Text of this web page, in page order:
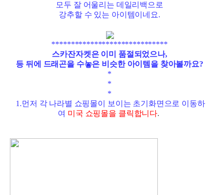
모두 잘 어울리는 데일리백으로
강추할 수 있는 아이템이네요.
******************************
스카잔자켓은 이미 품절되었으나,
등 뒤에 드래곤을 수놓은 비슷한 아이템을 찾아볼까요?
*
*
*
1.먼저 각 나라별 쇼핑몰이 보이는 초기화면으로 이동하
여 미국 쇼핑몰을 클릭합니다.